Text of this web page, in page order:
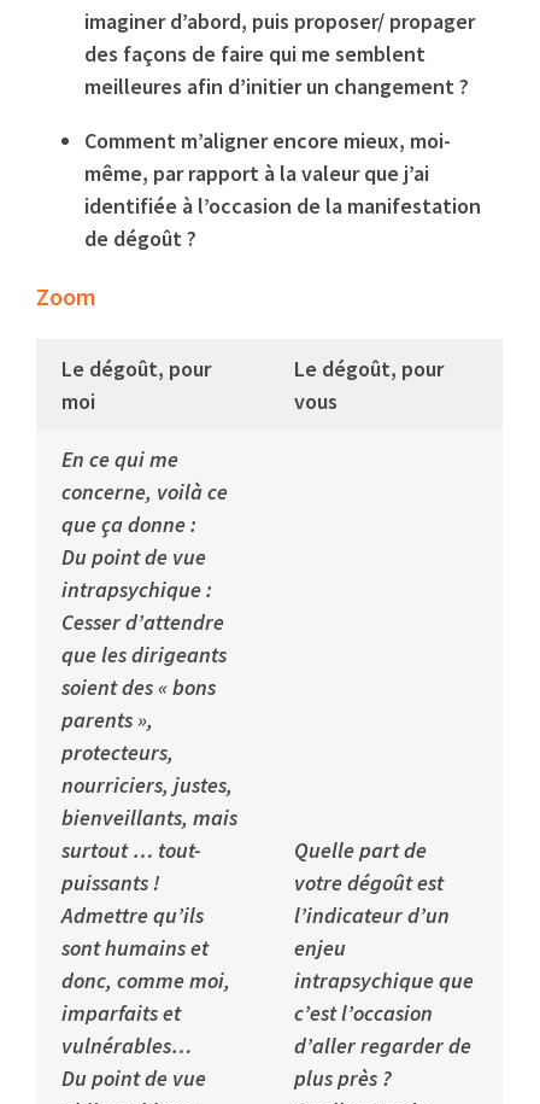
imaginer d’abord, puis proposer/ propager
des façons de faire qui me semblent
meilleures afin d’initier un changement ?
Comment m’aligner encore mieux, moi-
même, par rapport à la valeur que j’ai
identifiée à l’occasion de la manifestation
de dégoût ?
Zoom
Le dégoût, pour
moi
Le dégoût, pour
vous
En ce qui me
concerne, voilà ce
que ça donne :
Du point de vue
intrapsychique :
Cesser d’attendre
que les dirigeants
soient des « bons
parents »,
protecteurs,
nourriciers, justes,
bienveillants, mais
surtout … tout-
puissants !
Admettre qu’ils
sont humains et
donc, comme moi,
imparfaits et
vulnérables…
Du point de vue
Quelle part de
votre dégoût est
l’indicateur d’un
enjeu
intrapsychique que
c’est l’occasion
d’aller regarder de
plus près ?